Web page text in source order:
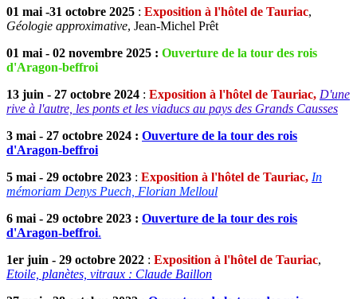
01 mai -31 octobre 2025 : Exposition à l'hôtel de Tauriac,
Géologie approximative, Jean-Michel Prêt
01 mai - 02 novembre 2025 : Ouverture de la tour des rois
d'Aragon-beffroi
13 juin - 27 octobre 2024 : Exposition à l'hôtel de Tauriac, D'une
rive à l'autre, les ponts et les viaducs au pays des Grands Causses
3 mai - 27 octobre 2024 : Ouverture de la tour des rois
d'Aragon-beffroi
5 mai - 29 octobre 2023 : Exposition à l'hôtel de Tauriac, In
mémoriam Denys Puech, Florian Melloul
6 mai - 29 octobre 2023 : Ouverture de la tour des rois
d'Aragon-beffroi.
1er juin - 29 octobre 2022 : Exposition à l'hôtel de Tauriac,
Etoile, planètes, vitraux : Claude Baillon